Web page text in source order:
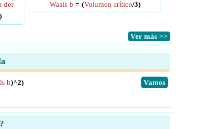
der
Waals b = (Volumen crítico/3)
​Ver más >>
​Vamos
b)^2)